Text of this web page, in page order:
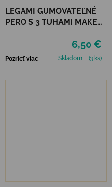
LEGAMI GUMOVATEĽNÉ
PERO S 3 TUHAMI MAKE
6,50 €
Pozrieť viac Skladom (3 ks)